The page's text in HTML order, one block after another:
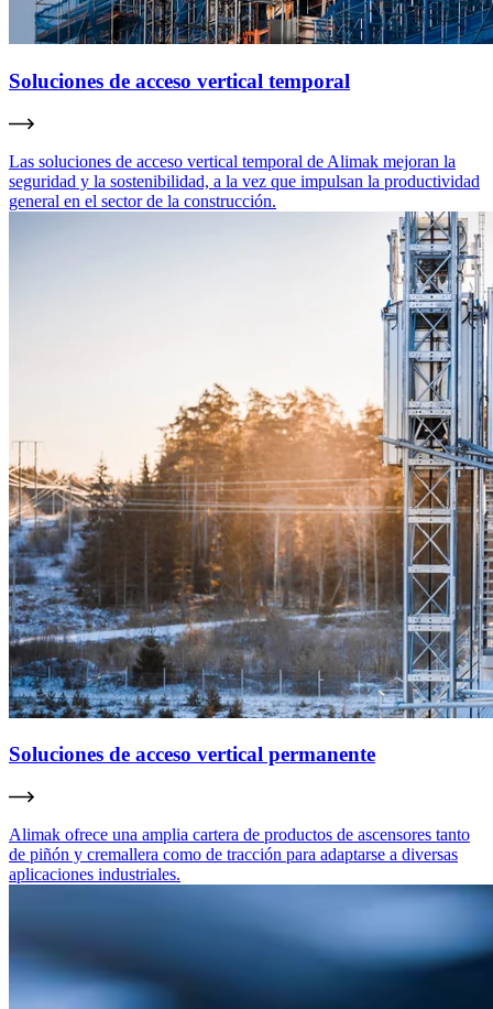
Soluciones de acceso vertical temporal
Las soluciones de acceso vertical temporal de Alimak mejoran la
seguridad y la sostenibilidad, a la vez que impulsan la productividad
general en el sector de la construcción.
Soluciones de acceso vertical permanente
Alimak ofrece una amplia cartera de productos de ascensores tanto
de piñón y cremallera como de tracción para adaptarse a diversas
aplicaciones industriales.